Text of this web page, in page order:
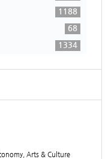
1188
68
1334
Arts & Culture